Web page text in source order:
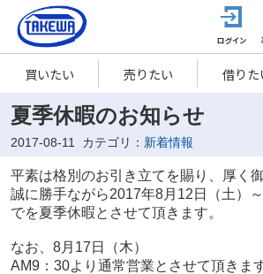
買いたい 売りたい 借りた
夏季休暇のお知らせ
2017-08-11 カテゴリ： 新着情報
平素は格別のお引き立てを賜り、厚く
誠に勝手ながら2017年8月12日（土）
でを夏季休暇とさせて頂きます。
なお、8月17日（木）
AM9：30より通常営業とさせて頂きます